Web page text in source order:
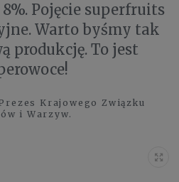
Pojęcie superfruits
Warto byśmy tak
produkcję. To jest
Krajowego Związku
i Warzyw.